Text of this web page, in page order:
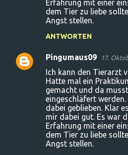
e
Erfahrung mit einer
dem Tier zu liebe
Angst stellen.
ANTWORTEN
Pingumaus09 17.
Ich kann den Tierarzt
Hatte mal ein
gemacht und da
eingeschläfert
dabei geblieben. Klar
mir dabei gut. Es war
Erfahrung mit einer
dem Tier zu liebe
Angst stellen.